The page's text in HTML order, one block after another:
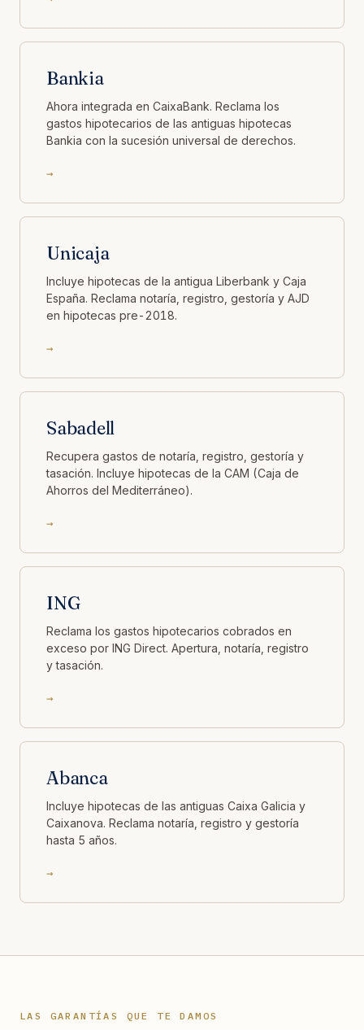
Bankia
Ahora integrada en CaixaBank. Reclama los
gastos hipotecarios de las antiguas hipotecas
Bankia con la sucesión universal de derechos.
→
Unicaja
Incluye hipotecas de la antigua Liberbank y Caja
España. Reclama notaría, registro, gestoría y AJD
en hipotecas pre-2018.
→
Sabadell
Recupera gastos de notaría, registro, gestoría y
tasación. Incluye hipotecas de la CAM (Caja de
Ahorros del Mediterráneo).
→
ING
Reclama los gastos hipotecarios cobrados en
exceso por ING Direct. Apertura, notaría, registro
y tasación.
→
Abanca
Incluye hipotecas de las antiguas Caixa Galicia y
Caixanova. Reclama notaría, registro y gestoría
hasta 5 años.
→
LAS GARANTÍAS QUE TE DAMOS